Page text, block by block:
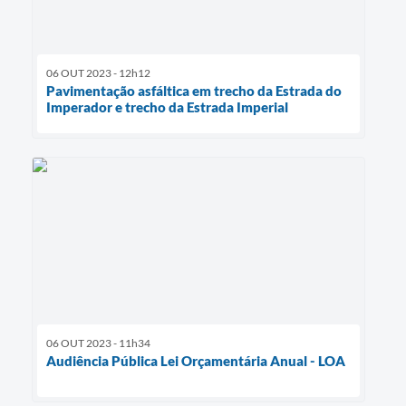
06 OUT 2023 - 12h12
Pavimentação asfáltica em trecho da Estrada do
Imperador e trecho da Estrada Imperial
06 OUT 2023 - 11h34
Audiência Pública Lei Orçamentária Anual - LOA